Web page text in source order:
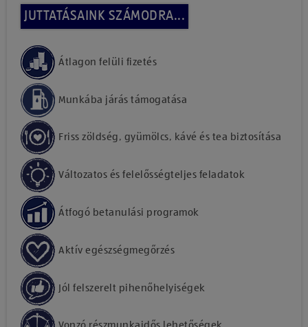
JUTTATÁSAINK SZÁMODRA...
Átlagon felüli fizetés
Munkába járás támogatása
Friss zöldség, gyümölcs, kávé és tea biztosítása
Változatos és felelősségteljes feladatok
Átfogó betanulási programok
Aktív egészségmegőrzés
Jól felszerelt pihenőhelyiségek